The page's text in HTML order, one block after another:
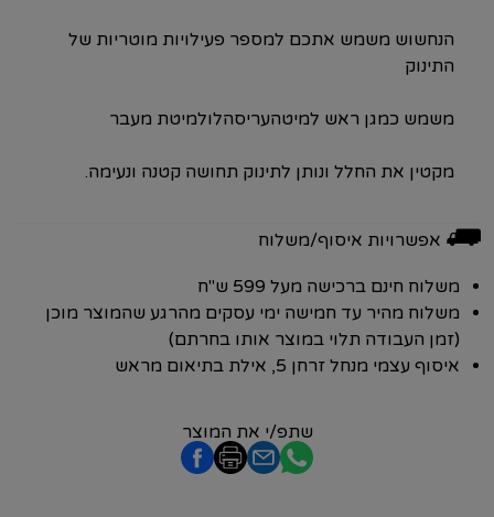
הנחשוש משמש אתכם למספר פעילויות מוטריות של
התינוק
משמש כמגן ראש למיטהעריסהלולמיטת מעבר
מקטין את החלל ונותן לתינוק תחושה קטנה ונעימה.
⛟ אפשרויות איסוף/משלוח
משלוח חינם ברכישה מעל 599 ש"ח
משלוח מהיר עד חמישה ימי עסקים מהרגע שהמוצר מוכן
(זמן העבודה תלוי במוצר אותו בחרתם)
איסוף עצמי מנחל זרחן 5, אילת בתיאום מראש
שתפ/י את המוצר